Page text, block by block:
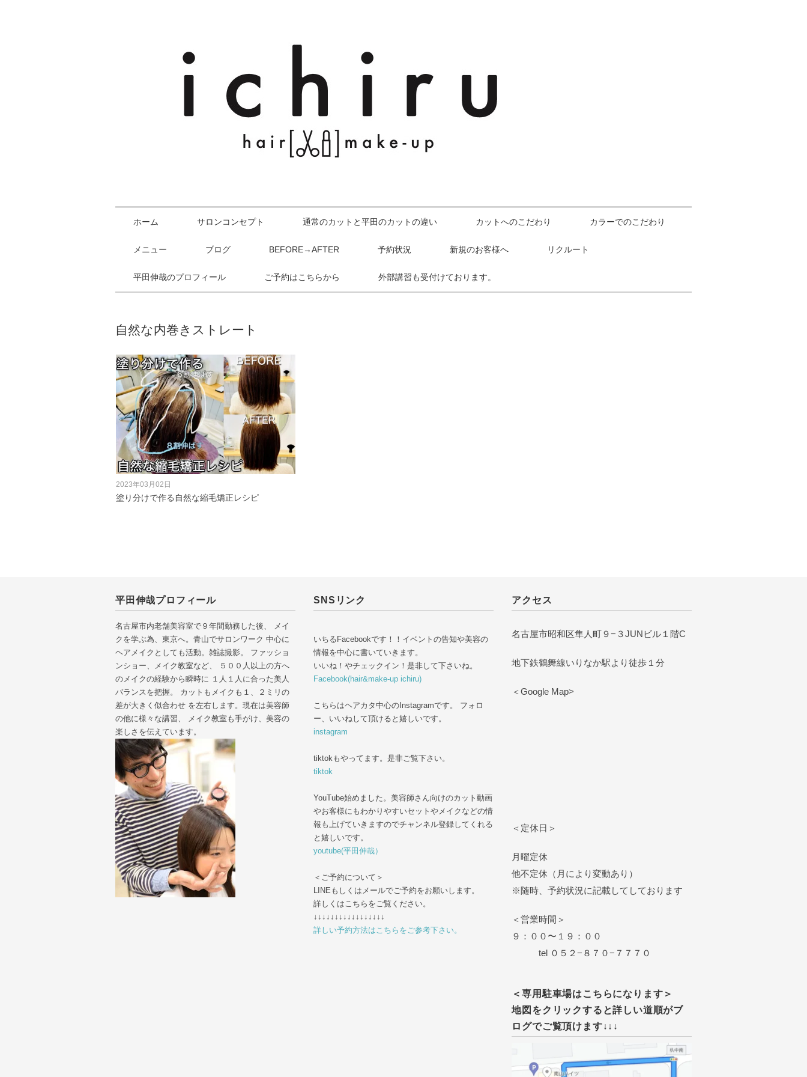
ホーム サロンコンセプト 通常のカットと平田のカットの違い カットへのこだわり カラーでのこだわり
メニュー ブログ BEFORE→AFTER 予約状況 新規のお客様へ リクルート
平田伸哉のプロフィール ご予約はこちらから 外部講習も受付けております。
自然な内巻きストレート
2023年03月02日
塗り分けで作る自然な縮毛矯正レシピ
平田伸哉プロフィール
名古屋市内老舗美容室で９年間勤務した後、 メイ
クを学ぶ為、東京へ。青山でサロンワーク 中心に
ヘアメイクとしても活動。雑誌撮影。 ファッショ
ンショー、メイク教室など、 ５００人以上の方へ
のメイクの経験から瞬時に １人１人に合った美人
バランスを把握。 カットもメイクも１、２ミリの
差が大きく似合わせ を左右します。現在は美容師
の他に様々な講習、 メイク教室も手がけ、美容の
楽しさを伝えています。
SNSリンク
いちるFacebookです！！イベントの告知や美容の
情報を中心に書いていきます。
いいね！やチェックイン！是非して下さいね。
Facebook(hair&make-up ichiru)
こちらはヘアカタ中心のInstagramです。 フォロ
ー、いいねして頂けると嬉しいです。
instagram
tiktokもやってます。是非ご覧下さい。
tiktok
YouTube始めました。美容師さん向けのカット動画
やお客様にもわかりやすいセットやメイクなどの情
報も上げていきますのでチャンネル登録してくれる
と嬉しいです。
youtube(平田伸哉）
＜ご予約について＞
LINEもしくはメールでご予約をお願いします。
詳しくはこちらをご覧ください。
↓↓↓↓↓↓↓↓↓↓↓↓↓↓↓↓↓
詳しい予約方法はこちらをご参考下さい。
アクセス
名古屋市昭和区隼人町９−３JUNビル１階C
地下鉄鶴舞線いりなか駅より徒歩１分
＜Google Map>
＜定休日＞
月曜定休
他不定休（月により変動あり）
※随時、予約状況に記載してしております
＜営業時間＞
９：００〜１９：００
tel ０５２−８７０−７７７０
＜専用駐車場はこちらになります＞
地図をクリックすると詳しい道順がブ
ログでご覧頂けます↓↓↓